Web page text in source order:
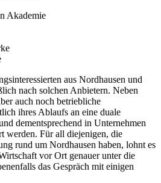
Akademie
aus Nordhausen und
nach solchen Anbietern. Neben
auch noch betriebliche
ihres Ablaufs an eine duale
dementsprechend in Unternehmen
werden. Für all diejenigen, die
rund um Nordhausen haben, lohnt es
vor Ort genauer unter die
das Gespräch mit einigen